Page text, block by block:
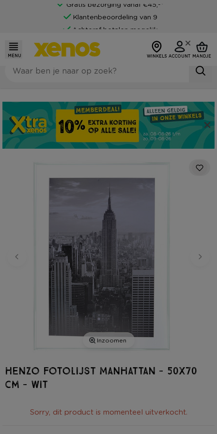
Gratis bezorging vanaf €45,-*
Klantenbeoordeling van 9
Achteraf betalen mogelijk
MENU WINKELS ACCOUNT MANDJE
Inzoomen
Henzo fotolijst Manhattan - 50x70
cm - wit
Sorry, dit product is momenteel uitverkocht.